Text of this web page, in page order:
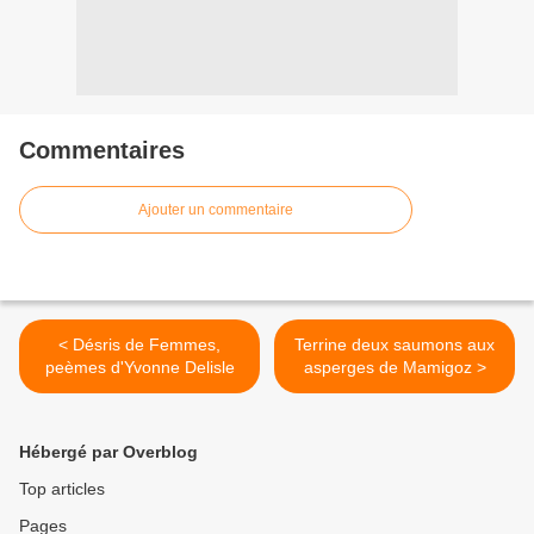
Commentaires
Ajouter un commentaire
< Désris de Femmes,
peèmes d'Yvonne Delisle
Terrine deux saumons aux
asperges de Mamigoz >
Hébergé par Overblog
Top articles
Pages